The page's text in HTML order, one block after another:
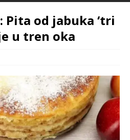
Pita od jabuka ‘tri
u tren oka